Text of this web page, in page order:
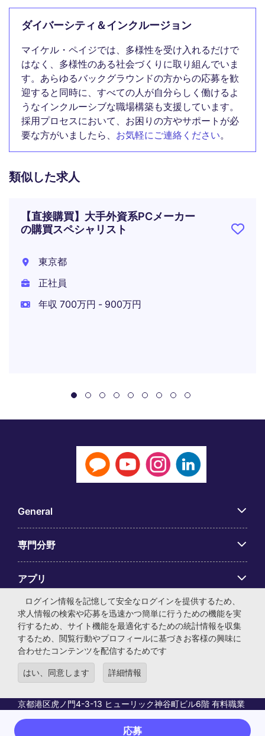
応募
ダイバーシティ＆インクルージョン
マイケル・ペイジでは、多様性を受け入れるだけで
はなく、多様性のある社会づくりに取り組んでいま
す。あらゆるバックグラウンドの方からの応募を歓
迎すると同時に、すべての人が自分らしく働けるよ
うなインクルーシブな職場構築も支援しています。
採用プロセスにおいて、お困りの方やサポートが必
要な方がいましたら、 お気軽にご連絡ください。
類似した求人
【直接購買】大手外資系PCメーカー
の購買スペシャリスト
東京都
正社員
年収 700万円 - 900万円
General
専門分野
アプリ
Employer Centre
© マイケル・ペイジ・インターナショナル・ジャパン株式会
京都港区虎ノ門4-3-13 ヒューリック神谷町ビル6階 有料職業
紹介事業許可番号：13-ユ-040405 ／ 労働者派遣事業許可番
ログイン情報を記憶して安全なログインを提供するため、
求人情報の検索や応募を迅速かつ簡単に行うための機能を実
行するため、サイト機能を最適化するための統計情報を収集
するため、閲覧行動やプロフィールに基づきお客様の興味に
合わせたコンテンツを配信するためです
はい、同意します 詳細情報